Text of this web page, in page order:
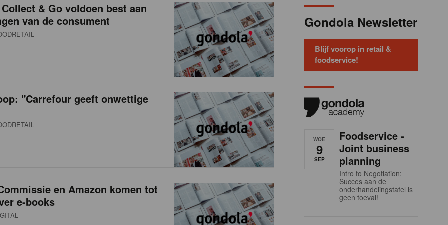
& Go voldoen best aan
van de consument
"Carrefour geeft onwettige
en Amazon komen tot
e-books
Gondola Newsletter
Blijf voorop in retail &
foodservice!
WOE
9
SEP
Foodservice -
Joint business
planning
Intro to Negotiation:
Succes aan de
onderhandelingstafel is
geen toeval!